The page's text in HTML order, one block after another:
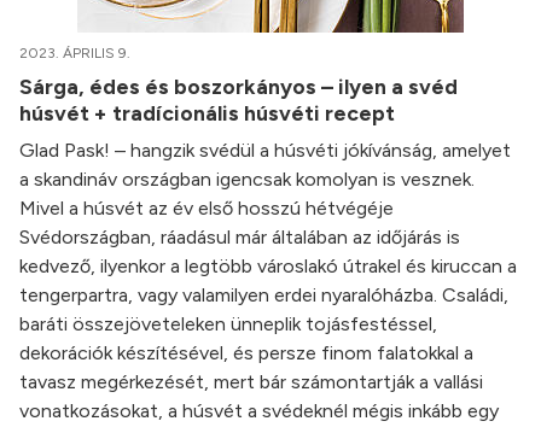
2023. ÁPRILIS 9.
Sárga, édes és boszorkányos – ilyen a svéd
húsvét + tradícionális húsvéti recept
Glad Pask! – hangzik svédül a húsvéti jókívánság, amelyet
a skandináv országban igencsak komolyan is vesznek.
Mivel a húsvét az év első hosszú hétvégéje
Svédországban, ráadásul már általában az időjárás is
kedvező, ilyenkor a legtöbb városlakó útrakel és kiruccan a
tengerpartra, vagy valamilyen erdei nyaralóházba. Családi,
baráti összejöveteleken ünneplik tojásfestéssel,
dekorációk készítésével, és persze finom falatokkal a
tavasz megérkezését, mert bár számontartják a vallási
vonatkozásokat, a húsvét a svédeknél mégis inkább egy